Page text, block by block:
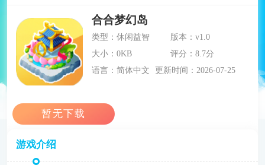
合合梦幻岛
类型：休闲益智
版本：v1.0
大小：0KB
评分：8.7分
语言：简体中文
更新时间：2026-07-25
游戏介绍